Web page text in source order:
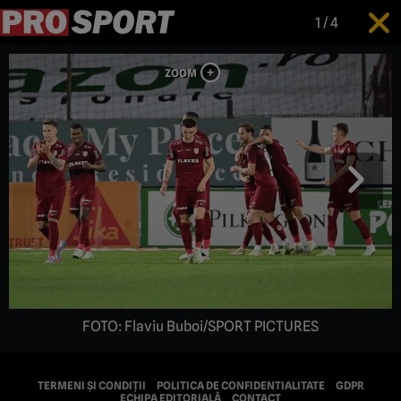
1 /4
FOTO: Flaviu Buboi/SPORT PICTURES
TERMENI ȘI CONDIȚII POLITICA DE CONFIDENTIALITATE
GDPR
ECHIPA EDITORIALĂ
CONTACT